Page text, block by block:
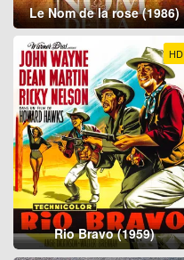
Le Nom de la rose (1986)
HD
Rio Bravo (1959)